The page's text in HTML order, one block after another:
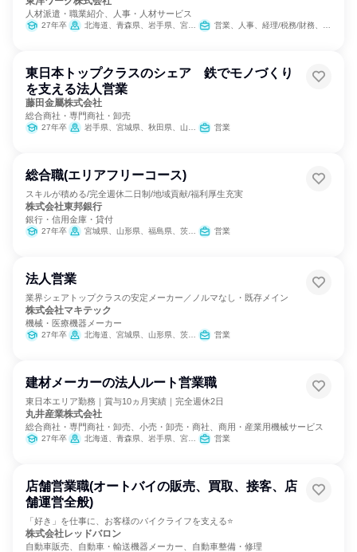
人材派遣・職業紹介、人事・人材サービス
27年卒 北海道、青森県、岩手県、宮城県、山形県、福島県、栃木県、埼玉県、千葉県、東京都、神奈川県、新潟県、岐阜県、愛知県、三重県、滋賀県、広島県、山口県、福岡県、熊本県 営業、人事、経理/税務/財務、総務
東日本トップクラスのシェア 鉄でモノづくり
を支える法人営業
藤田金屬株式会社
総合商社・専門商社・卸売
27年卒 岩手県、宮城県、秋田県、山形県、福島県、埼玉県、新潟県、富山県、長野県 営業
総合職(エリアフリーコース)
スキルが積める/完全週休二日制/地域貢献/福利厚生充実
株式会社東邦銀行
銀行・信用金庫・貸付
27年卒 宮城県、山形県、福島県、茨城県、栃木県、東京都、新潟県 営業
法人営業
業界シェアトップクラスの安定メーカー／ノルマなし・既存メイン
株式会社マキテック
機械・医療機器メーカー
27年卒 北海道、宮城県、山形県、茨城県、群馬県、埼玉県、千葉県、東京都、神奈川県、新潟県、石川県、岐阜県、静岡県、愛知県、三重県、滋賀県、京都府、大阪府、兵庫県、岡山県、広島県、香川県、福岡県 営業
建材メーカーの法人ルート営業職
東日本エリア勤務｜賞与10ヵ月実績｜完全週休2日
丸井産業株式会社
総合商社・専門商社・卸売、小売・卸売・商社、商用・産業用機械サービス
27年卒 北海道、青森県、岩手県、宮城県、秋田県、山形県、福島県、茨城県、栃木県、群馬県、埼玉県、千葉県、東京都、神奈川県、新潟県、富山県、石川県、福井県、山梨県、長野県 営業
店舗営業職(オートバイの販売、買取、接客、店
舗運営全般)
「好き」を仕事に、お客様のバイクライフを支える⭐
株式会社レッドバロン
自動車販売、自動車・輸送機器メーカー、自動車整備・修理